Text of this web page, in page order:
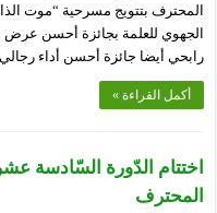
المحترف بتتويج مسرحية “موت
الجهوي للعلمة بجائزة أحسن
رابحي أيضا جائزة أحسن أداء
أكمل القراءة »
اختتام الدّورة السّادسة
المحترف